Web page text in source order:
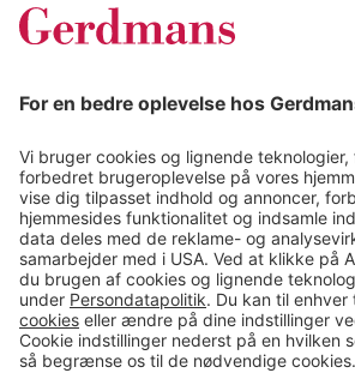
Kundereferencer
Tips & guides
Kontakt
salg@gerdmans.dk
49 18 07 07
Salgsafdeling åbningstider
08.00-16.00